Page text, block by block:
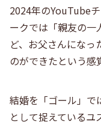
2024年のYouTube
ークでは「親友の一
ど、お父さんにな
のができたという感
結婚を「ゴール」で
として捉えているユ